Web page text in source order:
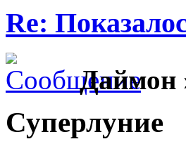
Re:
Даймон
Суперлуние